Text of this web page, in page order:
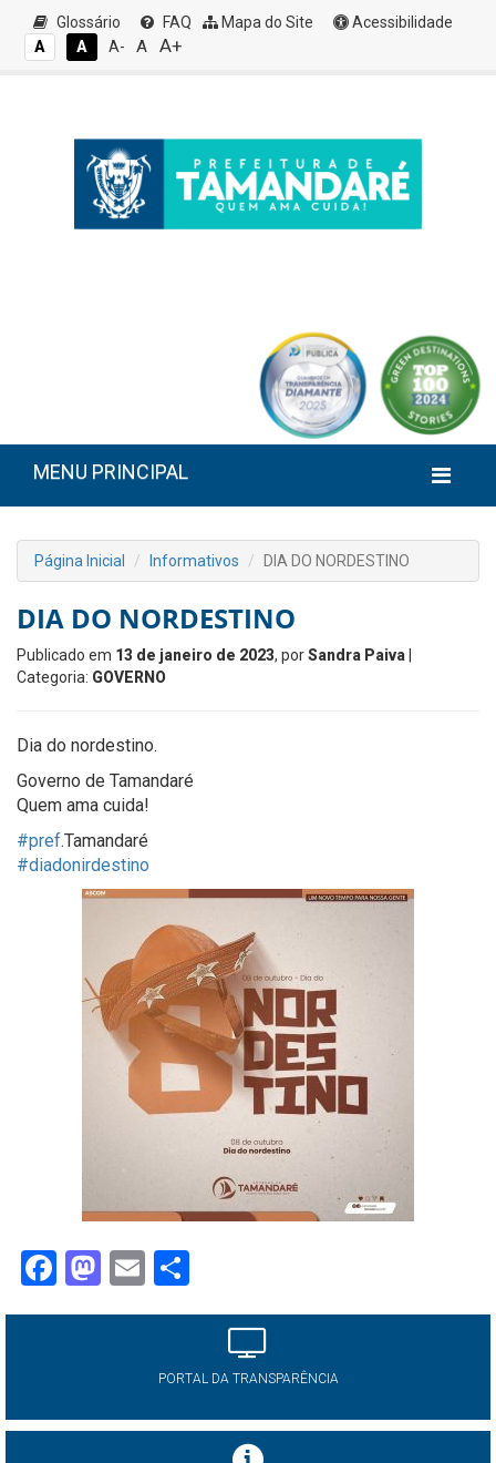
Glossário FAQ Mapa do Site
Acessibilidade
A
A A- A A+
MENU PRINCIPAL
Página Inicial Informativos DIA DO NORDESTINO
DIA DO NORDESTINO
Publicado em 13 de janeiro de 2023, porSandra Paiva
Categoria: GOVERNO
Dia do nordestino.
Governo de Tamandaré
Quem ama cuida!
#pref.Tamandaré
#diadonirdestino
Facebook
Mastodon
Email
PORTAL DA TRANSPARÊNCIA